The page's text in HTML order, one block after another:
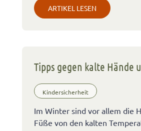
ARTIKEL LESEN
Tipps gegen kalte Hände
Kindersicherheit
Im Winter sind vor allem die
Füße von den kalten